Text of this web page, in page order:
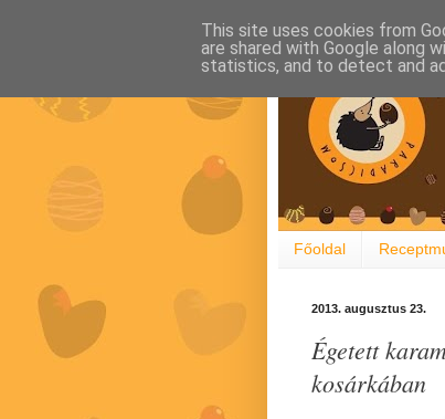
Főoldal
2013. augusztus 23.
Égetett
kosárkában
This site uses cookies from
are shared with Google along
statistics, and to detect and